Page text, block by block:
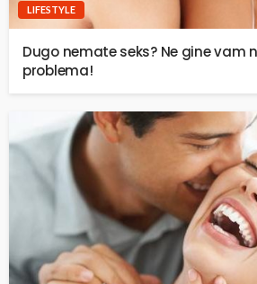
LIFESTYLE
Dugo nemate seks? Ne gine vam
problema!